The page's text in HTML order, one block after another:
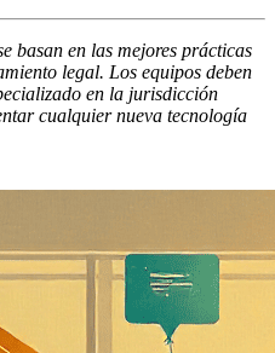
basan en las mejores prácticas
legal. Los equipos deben
en la jurisdicción
cualquier nueva tecnología